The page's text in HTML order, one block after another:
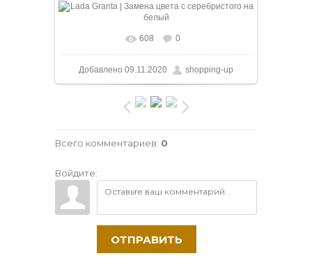
В реальном размере 1170x878
608 0
Добавлено 09.11.2020 shopping-up
Всего комментариев: 0
Войдите:
ОТПРАВИТЬ